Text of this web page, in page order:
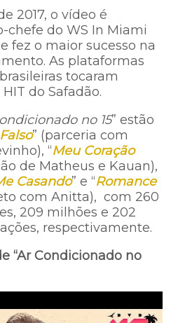
2017, o vídeo é
chefe do WS In Miami
fez o maior sucesso na
As plataformas
tocaram
do Safadão.
no 15” estão
” (parceria com
“Meu Coração
de Matheus e Kauan),
Casando” e “Romance
com Anitta), com 260
209 milhões e 202
respectivamente.
“Ar Condicionado no